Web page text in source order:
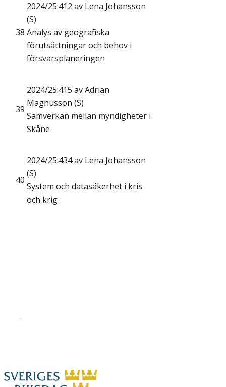
38
2024/25:412 av Lena Johansson
(S)
Analys av geografiska
förutsättningar och behov i
försvarsplaneringen
39
2024/25:415 av Adrian
Magnusson (S)
Samverkan mellan myndigheter i
Skåne
40
2024/25:434 av Lena Johansson
(S)
System och datasäkerhet i kris
och krig